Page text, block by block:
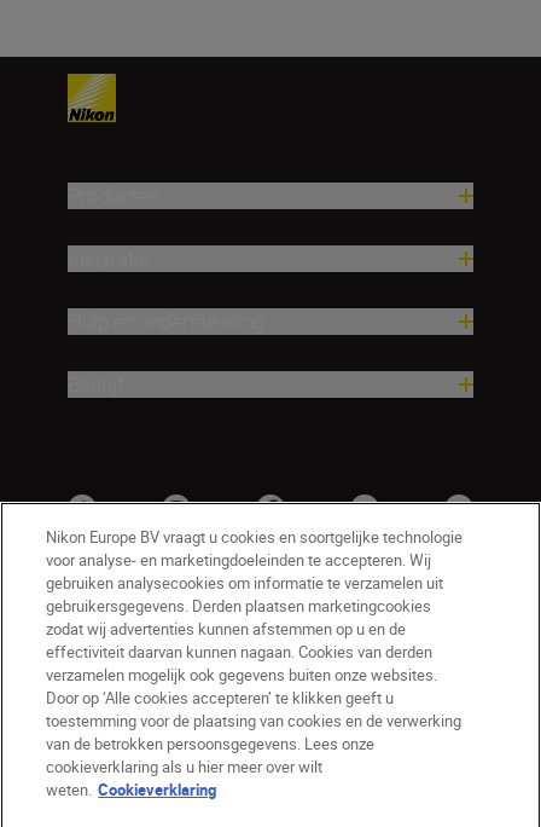
BE(nl) Nikon Sites
Contact opnemen
Privacyverklaring
Gebruiksvoorwaarden
Nikon Store - Algemene voorwaarden
Nikon Europe BV vraagt u cookies en soortgelijke technologie
voor analyse- en marketingdoeleinden te accepteren. Wij
gebruiken analysecookies om informatie te verzamelen uit
gebruikersgegevens. Derden plaatsen marketingcookies
zodat wij advertenties kunnen afstemmen op u en de
effectiviteit daarvan kunnen nagaan. Cookies van derden
verzamelen mogelijk ook gegevens buiten onze websites.
Door op ‘Alle cookies accepteren’ te klikken geeft u
toestemming voor de plaatsing van cookies en de verwerking
van de betrokken persoonsgegevens. Lees onze
cookieverklaring als u hier meer over wilt
weten. Cookieverklaring